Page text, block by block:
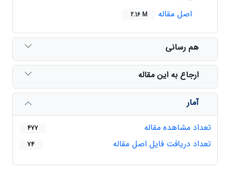
اصل مقاله
2.16 M
هم رسانی
ارجاع به این مقاله
آمار
تعداد مشاهده مقاله
477
تعداد دریافت فایل اصل مقاله 74